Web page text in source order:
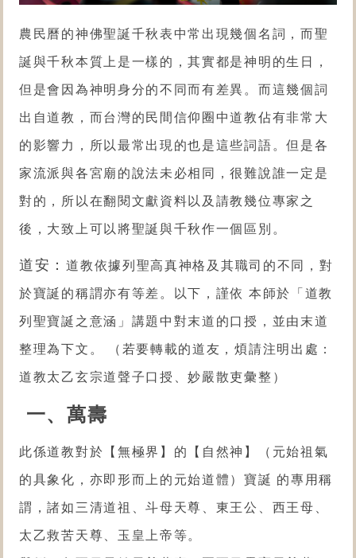
農民曆的神佛聖誕千秋表中常出現幾個名詞，而聖
誕與千秋本質上是一樣的，其實都是神明的生日，
但是會因為神明身分的不同而有差異。而這幾個詞
出自道教，而台灣的民間信仰圈中道教佔有非常大
的影響力，所以最常出現的也是這些詞語。但是各
家流派與各宮廟的說法未必相同，很難說誰一定是
對的，所以在翻閱文獻資料以及請教幾位專家之
後，大致上可以將聖誕與千秋作一個區別。
道安：道教依據列聖高真神格及其職司的不同，對
於寶誕的稱謂亦有等差。以下，謹依 本師於「道教
列聖寶誕之意涵」講題中對末道的口授，並由末道
整理為下文。 （若要轉載的道友，煩請注明出處：
道教太乙玄宗道聲子口授、妙嚴散吏彙整）
一、萬壽
此係道教對於【無極界】的【自然神】（元始祖氣
的具象化，亦即形而上的元始道體）寶誕 的專用稱
謂，諸如三清道祖、斗母天尊、東王公、西王母、
太乙救苦天尊、玉皇上帝等。